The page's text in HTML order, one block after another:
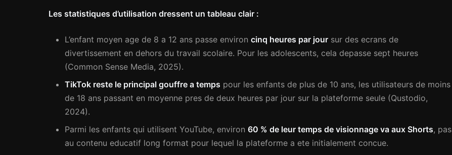
Les statistiques d’utilisation dressent un tableau clair :
L’enfant moyen age de 8 a 12 ans passe environ cinq heures par jour sur des ecrans de
divertissement en dehors du travail scolaire. Pour les adolescents, cela depasse sept heures
(Common Sense Media, 2025).
TikTok reste le principal gouffre a temps pour les enfants de plus de 10 ans, les utilisateurs de moins
de 18 ans passant en moyenne pres de deux heures par jour sur la plateforme seule (Qustodio,
2024).
Parmi les enfants qui utilisent YouTube, environ 60 % de leur temps de visionnage va aux Shorts, pas
au contenu educatif long format pour lequel la plateforme a ete initialement concue.